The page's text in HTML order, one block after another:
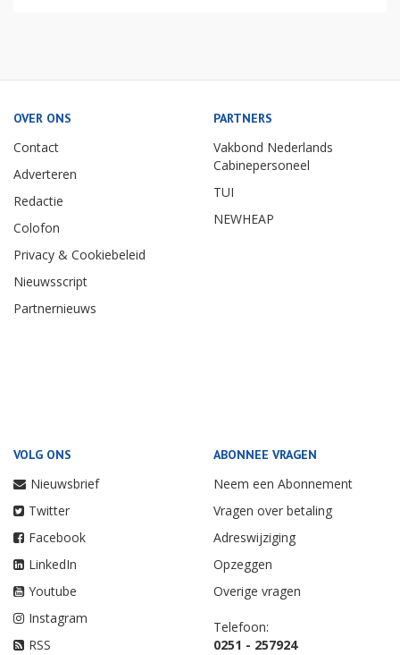
OVER ONS
Contact
Adverteren
Redactie
Colofon
Privacy & Cookiebeleid
Nieuwsscript
Partnernieuws
PARTNERS
Vakbond Nederlands
Cabinepersoneel
TUI
NEWHEAP
VOLG ONS
Nieuwsbrief
Twitter
Facebook
LinkedIn
Youtube
Instagram
RSS
ABONNEE VRAGEN
Neem een Abonnement
Vragen over betaling
Adreswijziging
Opzeggen
Overige vragen
Telefoon:
0251 - 257924